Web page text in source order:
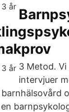
3 Metod.
intervjuer